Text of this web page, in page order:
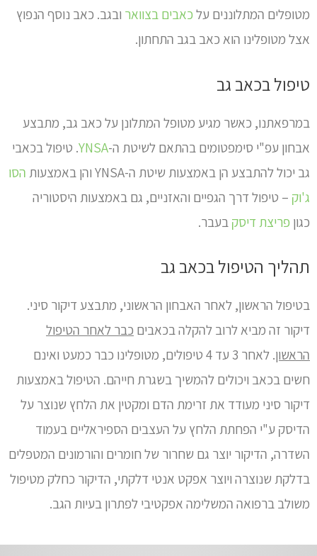
מטופלים המתלוננים על כאבים בצוואר ובגב. כאב נוסף הנפוץ
אצל מטופלינו הוא כאב בגב התחתון.
טיפול בכאב גב
במרפאתנו, כאשר מגיע מטופל המתלונן על כאב גב, מתבצע
אבחון עפ"י סימפטומים בהתאם לשיטת ה-YNSA. טיפול בכאבי
גב יכול להתבצע הן באמצעות שיטת ה-YNSA והן באמצעות
הסו
ג'וק – טיפול דרך הגפיים והאזניים, גם באמצעות היסטוריה
כגון פריצת דיסק בעבר.
תהליך הטיפול בכאב גב
בטיפול הראשון, לאחר האבחון הראשוני, מתבצע דיקור סיני.
דיקור זה מביא לרוב להקלה בכאבים כבר לאחר הטיפול
הראשון
. לאחר 3 עד 4 טיפולים, מטופלינו כבר כמעט ואינם
חשים בכאב ויכולים להמשיך בשגרת חייהם. הטיפול באמצעות
דיקור סיני מעודד את זרימת הדם ומקטין את הלחץ שנוצר על
הדיסק ע"י הפחתת הלחץ על העצבים הספיראליים בעמוד
השדרה, הדיקור יוצר גם שחרור של חומרים והורמונים המטפלים
בדלקת שנוצרה ויוצר אפקט אנטי דלקתי, הדיקור כחלק מטיפול
משולב ברפואה המשלימה אפקטיבי לפתרון בעיות הגב.